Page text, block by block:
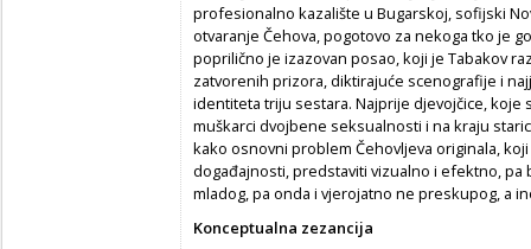
profesionalno kazalište u Bugarskoj, sofijski
otvaranje Čehova, pogotovo za nekoga tko je
poprilično je izazovan posao, koji je Tabakov
zatvorenih prizora, diktirajuće scenografije i
identiteta triju sestara. Najprije djevojčice,
muškarci dvojbene seksualnosti i na kraju
kako osnovni problem Čehovljeva originala,
događajnosti, predstaviti vizualno i efektno,
mladog, pa onda i vjerojatno ne preskupog, a
Konceptualna zezancija